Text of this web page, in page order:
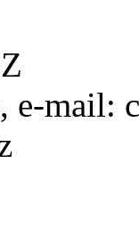
e-mail: